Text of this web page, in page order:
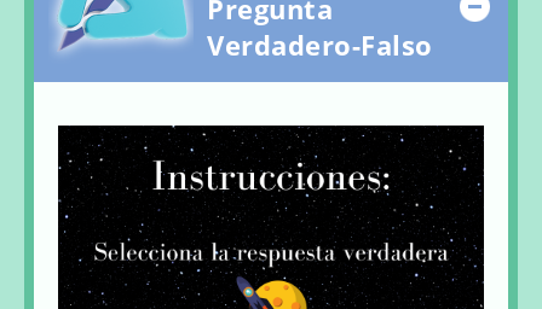
Pregunta
Verdadero-Falso